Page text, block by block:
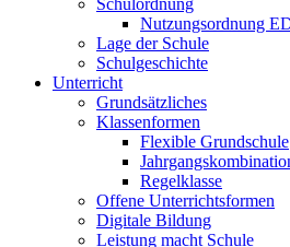
Schulordnung
Nutzungsordnung
Lage der Schule
Schulgeschichte
Unterricht
Grundsätzliches
Klassenformen
Flexible Grundschule
Regelklasse
Offene Unterrichtsformen
Digitale Bildung
Leistung macht Schule